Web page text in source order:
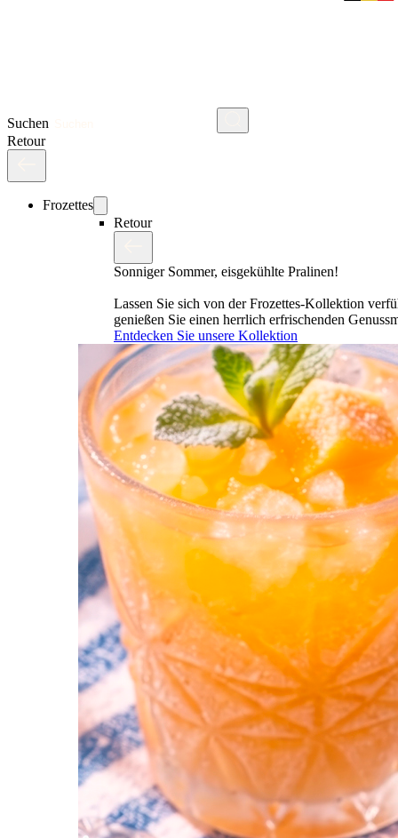
Suchen
Retour
Frozettes
Retour
Sonniger Sommer, eisgekühlte Pralinen!
Lassen Sie sich von der Frozettes-Kollektion
genießen Sie einen herrlich erfrischenden
Entdecken Sie unsere Kollektion